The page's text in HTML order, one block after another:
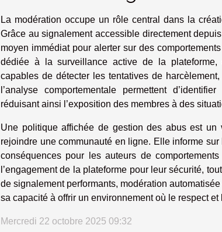
La modération occupe un rôle central dans la
Grâce au signalement accessible directement
moyen immédiat pour alerter sur des
dédiée à la surveillance active de la plateforme,
capables de détecter les tentatives de
l’analyse comportementale permettent
réduisant ainsi l’exposition des membres à des
Une politique affichée de gestion des abus est
rejoindre une communauté en ligne. Elle informe
conséquences pour les auteurs de
l’engagement de la plateforme pour leur sécurité,
de signalement performants, modération
sa capacité à offrir un environnement où le respect
Mercredi 22 octobre 2025 09:32